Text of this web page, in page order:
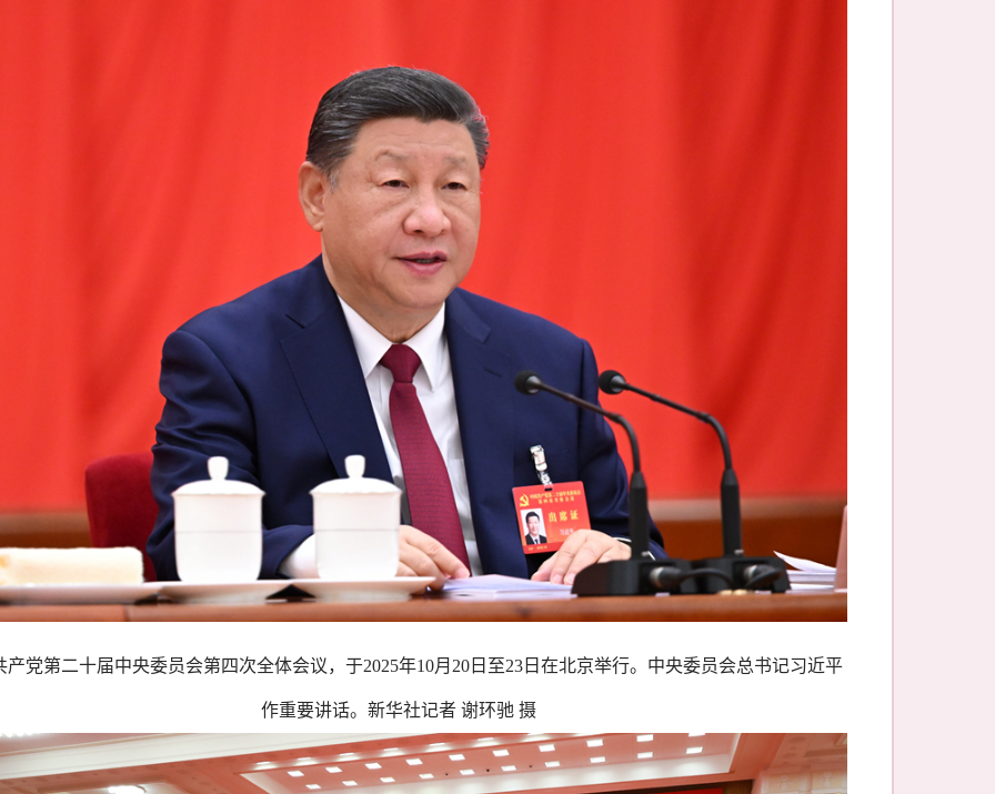
产党第二十届中央委员会第四次全体会议，于2025年10月20日至23日在北京举行。中央委员会总书记习近平
作重要讲话。新华社记者 谢环驰 摄